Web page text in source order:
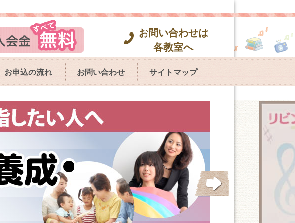
お問い合わせは
各教室へ
お申込の流れ お問い合わせ サイトマップ